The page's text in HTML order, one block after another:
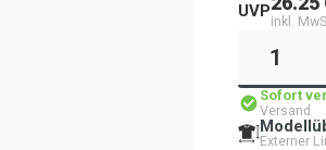
UVP
inkl.
Sofort
Versand
Externer